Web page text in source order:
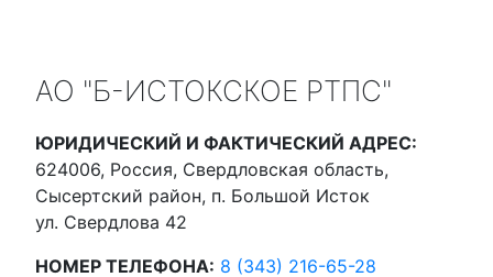
АО "Б-ИСТОКСКОЕ РТПС"
ЮРИДИЧЕСКИЙ И ФАКТИЧЕСКИЙ АДРЕС:
624006, Россия, Свердловская область,
Сысертский район, п. Большой Исток
ул. Свердлова 42
НОМЕР ТЕЛЕФОНА: 8 (343) 216-65-28